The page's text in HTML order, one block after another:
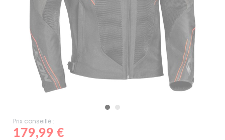
Prix conseillé :
179,99 €